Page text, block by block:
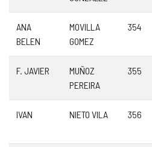
ANA
BELEN
MOVILLA
GOMEZ
354
F. JAVIER
MUÑOZ
PEREIRA
355
IVAN NIETO VILA 356